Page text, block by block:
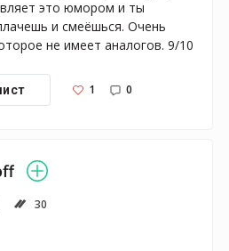
это юмором и ты
и смеёшься. Очень
не имеет аналогов. 9/10
1 0
30